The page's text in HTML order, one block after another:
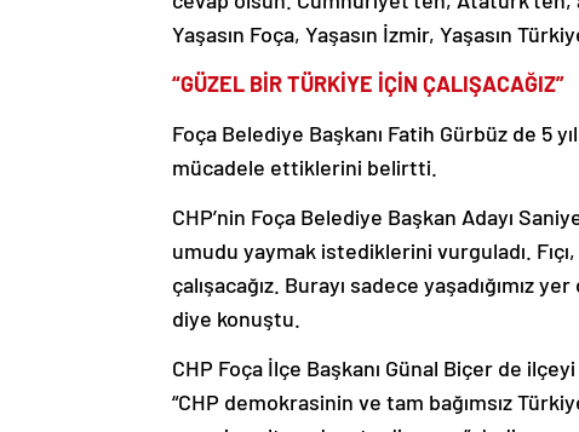
Yaşasın Foça, Yaşasın İzmir, Yaşasın
mücadele ettiklerini belirtti.
umudu yaymak istediklerini vurguladı.
çalışacağız. Burayı sadece yaşadığımız
diye konuştu.
“CHP demokrasinin ve tam bağımsız
şemsiye altına davet ediyorum” dedi.